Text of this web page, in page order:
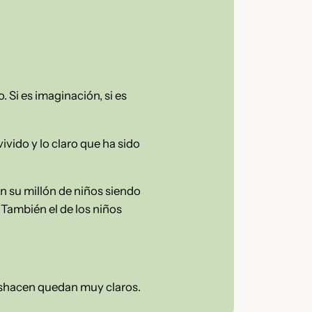
Si es imaginación, si es
y lo claro que ha sido
su millón de niños siendo
el de los niños
quedan muy claros.